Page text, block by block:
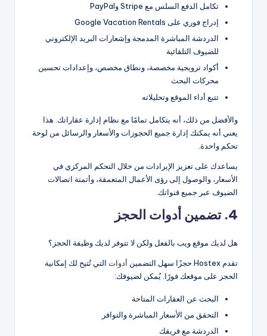
تكامل الدفع السلس مع Stripe وPayPal
إدراج فوري على Google Vacation Rentals
الدردشة المباشرة المدمجة وإشعارات البريد الإلكتروني
للضيوف التلقائية
أكواد ترويجية مخصصة، ونطاق مخصص، وإعدادات تحسين
محركات البحث
تتبع أداء الموقع وتحليلاته
والأفضل من ذلك، أنه يتكامل تمامًا مع نظام إدارة عقاراتك. هذا
يعني أنه يمكنك إدارة جميع الحجوزات والأسعار والرسائل من لوحة
تحكم واحدة.
يساعدك على تعزيز الإيرادات من خلال التحكم المركزي في
الأسعار، والوصول إلى رؤى الأعمال المتعمقة، وأتمتة اتصالات
الضيوف عبر جميع قنواتك.
4. تضمين أدوات الحجز
هل لديك موقع ويب بالفعل ولكن لا تتوفر لديك وظيفة الحجز؟
تقدم Hostex حجزًا سهل التضمين أدوات التي تُتيح لك إمكانية
الحجز على موقعك فورًا. يُمكن لضيوفك:
البحث عن العقارات المتاحة
التحقق من الأسعار المباشرة والتوافر
الدردشة مع فريقك